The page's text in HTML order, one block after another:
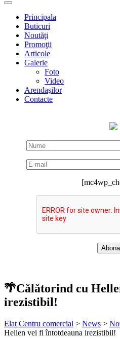
Principala
Buticuri
Noutăţi
Promoţii
Articole
Galerie
Foto
Video
Arendaşilor
Contacte
🌴Călătorind cu
irezistibil!
Elat Centru comercial > News >
Hellen vei fi întotdeauna irezistibil!